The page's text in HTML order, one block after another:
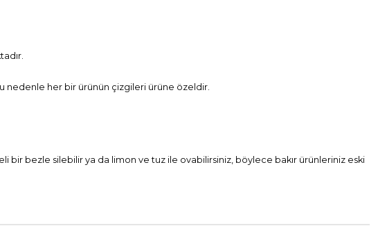
nedenle her bir ürünün çizgileri ürüne özeldir.
bir bezle silebilir ya da limon ve tuz ile ovabilirsiniz, böylece bakır ürünleriniz eski